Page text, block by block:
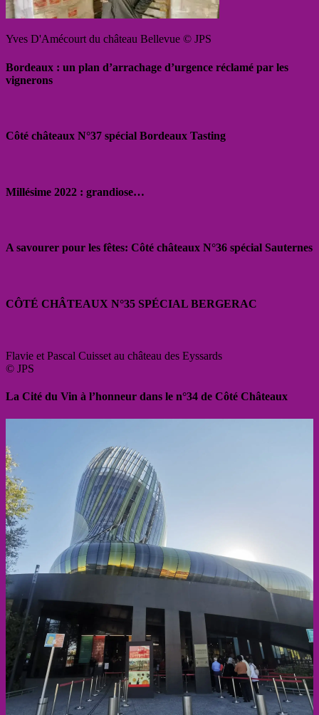
Yves D'Amécourt du château Bellevue © JPS
Bordeaux : un plan d’arrachage d’urgence réclamé par les
vignerons
Côté châteaux N°37 spécial Bordeaux Tasting
Millésime 2022 : grandiose…
A savourer pour les fêtes: Côté châteaux N°36 spécial Sauternes
CÔTÉ CHÂTEAUX N°35 SPÉCIAL BERGERAC
Flavie et Pascal Cuisset au château des Eyssards
© JPS
La Cité du Vin à l’honneur dans le n°34 de Côté Châteaux